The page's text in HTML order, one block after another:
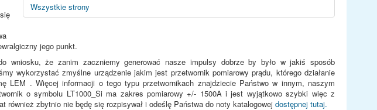
Wszystkie strony
jego punkt.
wniosku, że zanim zaczniemy generować nasze impulsy dobrze by było w jakiś sposób
wykorzystać zmyślne urządzenie jakim jest przetwornik pomiarowy prądu, którego działanie
LEM . Więcej informacji o tego typu przetwornikach znajdziecie Państwo w innym, naszym
o symbolu LT1000_Si ma zakres pomiarowy +/- 1500A i jest wyjątkowo szybki więc z
również zbytnio nie będę się rozpisywał i odeślę Państwa do noty katalogowej dostępnej tutaj.